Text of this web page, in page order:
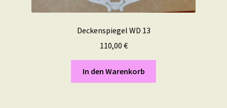
Deckenspiegel WD 13
110,00 €
In den Warenkorb